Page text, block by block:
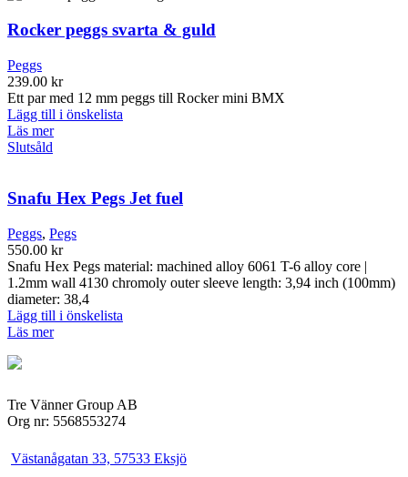
Rocker peggs svarta & guld
Peggs
239.00 kr
Ett par med 12 mm peggs till Rocker mini BMX
Lägg till i önskelista
Läs mer
Slutsåld
Snafu Hex Pegs Jet fuel
Peggs, Pegs
550.00 kr
Snafu Hex Pegs material: machined alloy 6061 T-6 alloy core |
1.2mm wall 4130 chromoly outer sleeve length: 3,94 inch (100mm)
diameter: 38,4
Lägg till i önskelista
Läs mer
Tre Vänner Group AB
Org nr: 5568553274
Västanågatan 33, 57533 Eksjö